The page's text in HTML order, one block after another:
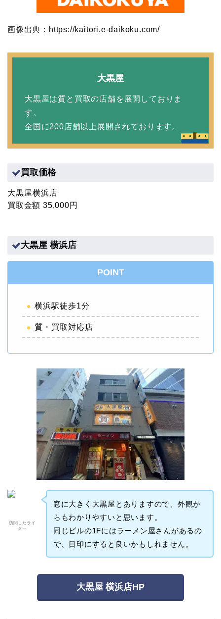
画像出典：https://kaitori.e-daikoku.com/
大黒屋
大黒屋は質と買取の店舗を展開しておりま
す。
全国に200店舗以上展開されております。
買取価格
大黒屋横浜店
買取金額 35,000円
大黒屋 横浜店
POINT
横浜駅徒歩1分
質・買取対応店
訪問したライ
ター
窓に大きく大黒屋とありますので、外観か
らもわかりやすいと思います。
同じビルの1Fにはラーメン屋さんがあるの
で、目印にすると良いかもしれません。
大黒屋 横浜店HP